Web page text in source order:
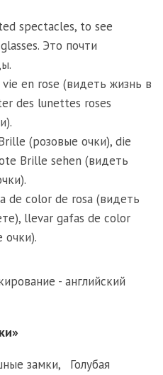
spectacles, to see
Это почти
en rose (видеть жизнь в
des lunettes roses
(розовые очки), die
Brille sehen (видеть
de color de rosa (видеть
llevar gafas de color
очки).
- английский
замки, Голубая